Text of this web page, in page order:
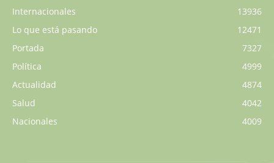
Internacionales
13936
Lo que está pasando
12471
Portada
7327
Política
4999
Actualidad
4874
Salud
4042
Nacionales
4009